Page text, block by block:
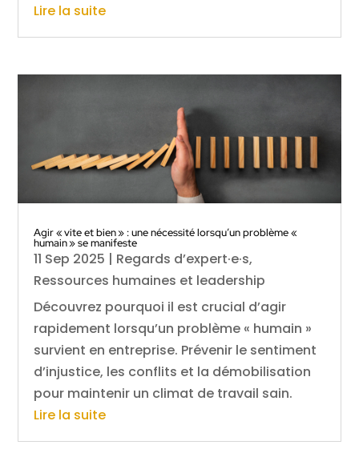
Lire la suite
Agir « vite et bien » : une nécessité lorsqu’un problème «
humain » se manifeste
11 Sep 2025 | Regards d’expert·e·s,
Ressources humaines et leadership
Découvrez pourquoi il est crucial d’agir
rapidement lorsqu’un problème « humain »
survient en entreprise. Prévenir le sentiment
d’injustice, les conflits et la démobilisation
pour maintenir un climat de travail sain.
Lire la suite